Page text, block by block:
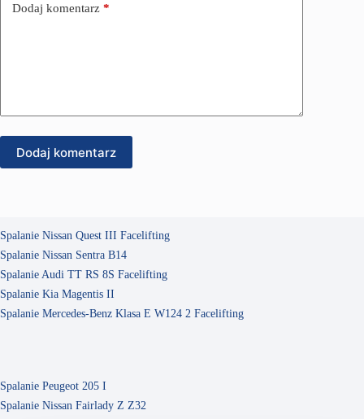
Dodaj komentarz *
Dodaj komentarz
Spalanie Nissan Quest III Facelifting
Spalanie Nissan Sentra B14
Spalanie Audi TT RS 8S Facelifting
Spalanie Kia Magentis II
Spalanie Mercedes-Benz Klasa E W124 2 Facelifting
Spalanie Peugeot 205 I
Spalanie Nissan Fairlady Z Z32